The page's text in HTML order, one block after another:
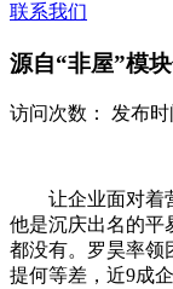
联系我们
源自“非屋”模
访问次数： 发布时
让企业面对着营
他是沉庆出名的平
都没有。罗昊率领
提何等差，近9成